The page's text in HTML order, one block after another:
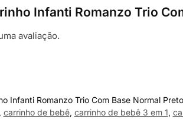
Infanti Romanzo Trio
avaliação.
Infanti Romanzo Trio Com Base Normal
carrinho de bebê, carrinho de bebê 3 em 1,